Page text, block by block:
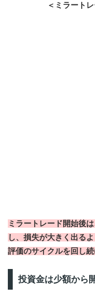
＜ミラート
ミラートレード開始後
し、損失が大きく出る
評価のサイクルを回し続
投資金は少額から